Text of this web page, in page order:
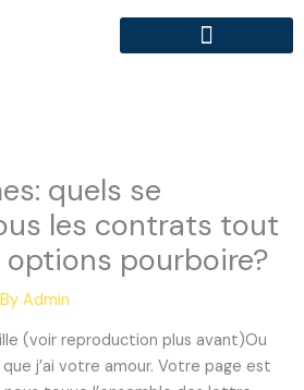
quels se
les contrats tout
pourboire?
Admin
(voir reproduction plus avant)Ou
j’ai votre amour. Votre page est